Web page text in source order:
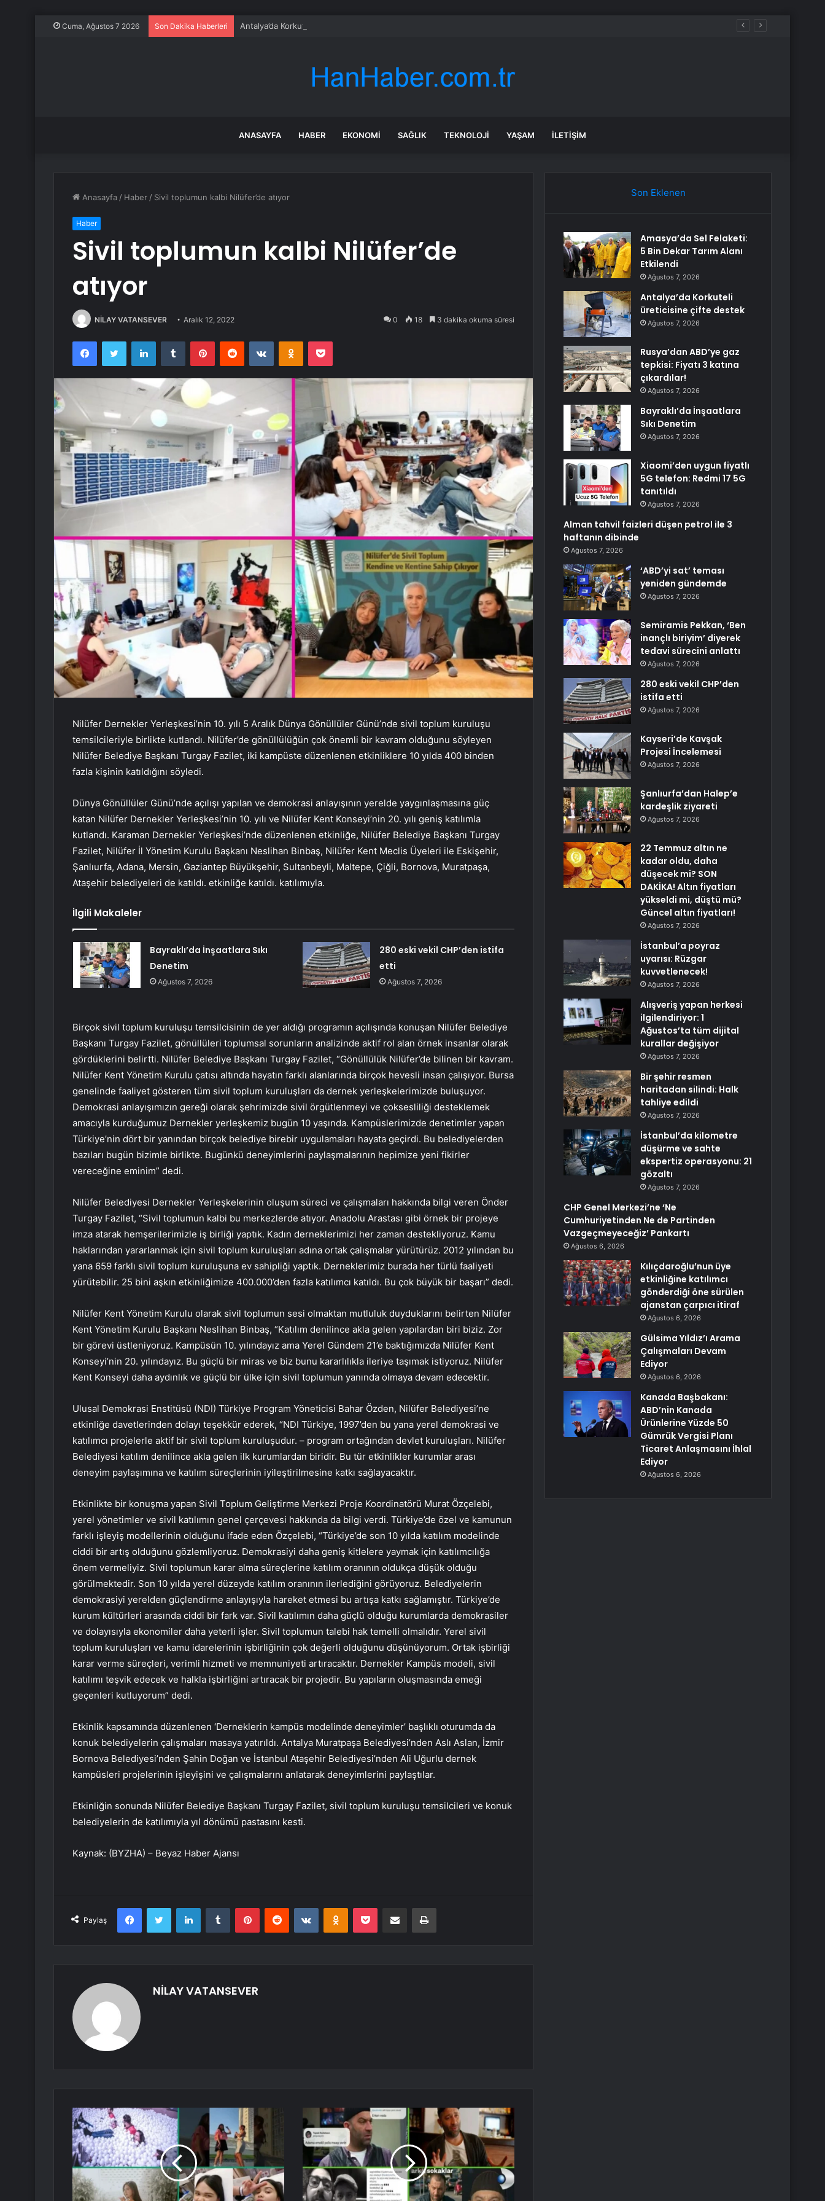
Cuma, Ağustos 7 2026 Son Dakika Haberleri Antalya’da Korkuteli üreticisine çifte destek
ANASAYFA HABER EKONOMI SAĞLIK TEKNOLOJI YAŞAM İLETIŞIM
Anasayfa / Haber / Sivil toplumun kalbi Nilüfer’de atıyor
Haber
Sivil toplumun kalbi Nilüfer’de
atıyor
NİLAY VATANSEVER Aralık 12, 2022 0 18 3 dakika okuma süresi
FacebookTwitter LinkedInTumblr PinterestReddit VKontakteOdnoklassniki
Pocket
Nilüfer Dernekler Yerleşkesi’nin 10. yılı 5 Aralık Dünya Gönüllüler Günü’nde sivil toplum kuruluşu
temsilcileriyle birlikte kutlandı. Nilüfer’de gönüllülüğün çok önemli bir kavram olduğunu söyleyen
Nilüfer Belediye Başkanı Turgay Fazilet, iki kampüste düzenlenen etkinliklere 10 yılda 400 binden
fazla kişinin katıldığını söyledi.
Dünya Gönüllüler Günü’nde açılışı yapılan ve demokrasi anlayışının yerelde yaygınlaşmasına güç
katan Nilüfer Dernekler Yerleşkesi’nin 10. yılı ve Nilüfer Kent Konseyi’nin 20. yılı geniş katılımla
kutlandı. Karaman Dernekler Yerleşkesi’nde düzenlenen etkinliğe, Nilüfer Belediye Başkanı Turgay
Fazilet, Nilüfer İl Yönetim Kurulu Başkanı Neslihan Binbaş, Nilüfer Kent Meclis Üyeleri ile Eskişehir,
Şanlıurfa, Adana, Mersin, Gaziantep Büyükşehir, Sultanbeyli, Maltepe, Çiğli, Bornova, Muratpaşa,
Ataşehir belediyeleri de katıldı. etkinliğe katıldı. katılımıyla.
İlgili Makaleler
Bayraklı’da İnşaatlara Sıkı
Denetim
Ağustos 7, 2026
280 eski vekil CHP’den istifa
etti
Ağustos 7, 2026
Birçok sivil toplum kuruluşu temsilcisinin de yer aldığı programın açılışında konuşan Nilüfer Belediye
Başkanı Turgay Fazilet, gönüllüleri toplumsal sorunların analizinde aktif rol alan örnek insanlar olarak
gördüklerini belirtti. Nilüfer Belediye Başkanı Turgay Fazilet, “Gönüllülük Nilüfer’de bilinen bir kavram.
Nilüfer Kent Yönetim Kurulu çatısı altında hayatın farklı alanlarında birçok hevesli insan çalışıyor. Bursa
genelinde faaliyet gösteren tüm sivil toplum kuruluşları da dernek yerleşkelerimizde buluşuyor.
Demokrasi anlayışımızın gereği olarak şehrimizde sivil örgütlenmeyi ve çoksesliliği desteklemek
amacıyla kurduğumuz Dernekler yerleşkemiz bugün 10 yaşında. Kampüslerimizde denetimler yapan
Türkiye’nin dört bir yanından birçok belediye birebir uygulamaları hayata geçirdi. Bu belediyelerden
bazıları bugün bizimle birlikte. Bugünkü deneyimlerini paylaşmalarının hepimize yeni fikirler
vereceğine eminim” dedi.
Nilüfer Belediyesi Dernekler Yerleşkelerinin oluşum süreci ve çalışmaları hakkında bilgi veren Önder
Turgay Fazilet, “Sivil toplumun kalbi bu merkezlerde atıyor. Anadolu Arastası gibi örnek bir projeye
imza atarak hemşerilerimizle iş birliği yaptık. Kadın derneklerimizi her zaman destekliyoruz. Kamu
haklarından yararlanmak için sivil toplum kuruluşları adına ortak çalışmalar yürütürüz. 2012 yılından bu
yana 659 farklı sivil toplum kuruluşuna ev sahipliği yaptık. Derneklerimiz burada her türlü faaliyeti
yürütebilir. 25 bini aşkın etkinliğimize 400.000’den fazla katılımcı katıldı. Bu çok büyük bir başarı” dedi.
Nilüfer Kent Yönetim Kurulu olarak sivil toplumun sesi olmaktan mutluluk duyduklarını belirten Nilüfer
Kent Yönetim Kurulu Başkanı Neslihan Binbaş, “Katılım denilince akla gelen yapılardan biri biziz. Zor
bir görevi üstleniyoruz. Kampüsün 10. yılındayız ama Yerel Gündem 21’e baktığımızda Nilüfer Kent
Konseyi’nin 20. yılındayız. Bu güçlü bir miras ve biz bunu kararlılıkla ileriye taşımak istiyoruz. Nilüfer
Kent Konseyi daha aydınlık ve güçlü bir ülke için sivil toplumun yanında olmaya devam edecektir.
Ulusal Demokrasi Enstitüsü (NDI) Türkiye Program Yöneticisi Bahar Özden, Nilüfer Belediyesi’ne
etkinliğe davetlerinden dolayı teşekkür ederek, “NDI Türkiye, 1997’den bu yana yerel demokrasi ve
katılımcı projelerle aktif bir sivil toplum kuruluşudur. – program ortağından devlet kuruluşları. Nilüfer
Belediyesi katılım denilince akla gelen ilk kurumlardan biridir. Bu tür etkinlikler kurumlar arası
deneyim paylaşımına ve katılım süreçlerinin iyileştirilmesine katkı sağlayacaktır.
Etkinlikte bir konuşma yapan Sivil Toplum Geliştirme Merkezi Proje Koordinatörü Murat Özçelebi,
yerel yönetimler ve sivil katılımın genel çerçevesi hakkında da bilgi verdi. Türkiye’de özel ve kamunun
farklı işleyiş modellerinin olduğunu ifade eden Özçelebi, “Türkiye’de son 10 yılda katılım modelinde
ciddi bir artış olduğunu gözlemliyoruz. Demokrasiyi daha geniş kitlelere yaymak için katılımcılığa
önem vermeliyiz. Sivil toplumun karar alma süreçlerine katılım oranının oldukça düşük olduğu
görülmektedir. Son 10 yılda yerel düzeyde katılım oranının ilerlediğini görüyoruz. Belediyelerin
demokrasiyi yerelden güçlendirme anlayışıyla hareket etmesi bu artışa katkı sağlamıştır. Türkiye’de
kurum kültürleri arasında ciddi bir fark var. Sivil katılımın daha güçlü olduğu kurumlarda demokrasiler
ve dolayısıyla ekonomiler daha yeterli işler. Sivil toplumun talebi hak temelli olmalıdır. Yerel sivil
toplum kuruluşları ve kamu idarelerinin işbirliğinin çok değerli olduğunu düşünüyorum. Ortak işbirliği
karar verme süreçleri, verimli hizmeti ve memnuniyeti artıracaktır. Dernekler Kampüs modeli, sivil
katılımı teşvik edecek ve halkla işbirliğini artıracak bir projedir. Bu yapıların oluşmasında emeği
geçenleri kutluyorum” dedi.
Etkinlik kapsamında düzenlenen ‘Derneklerin kampüs modelinde deneyimler’ başlıklı oturumda da
konuk belediyelerin çalışmaları masaya yatırıldı. Antalya Muratpaşa Belediyesi’nden Aslı Aslan, İzmir
Bornova Belediyesi’nden Şahin Doğan ve İstanbul Ataşehir Belediyesi’nden Ali Uğurlu dernek
kampüsleri projelerinin işleyişini ve çalışmalarını anlatarak deneyimlerini paylaştılar.
Etkinliğin sonunda Nilüfer Belediye Başkanı Turgay Fazilet, sivil toplum kuruluşu temsilcileri ve konuk
belediyelerin de katılımıyla yıl dönümü pastasını kesti.
Kaynak: (BYZHA) – Beyaz Haber Ajansı
Paylaş
FacebookTwitter LinkedInTumblr PinterestReddit VKontakteOdnoklassniki
Pocket E-Posta ile paylaş Yazdır
NİLAY VATANSEVER
Son Eklenen
Amasya’da Sel Felaketi:
5 Bin Dekar Tarım Alanı
Etkilendi
Ağustos 7, 2026
Antalya’da Korkuteli
üreticisine çifte destek
Ağustos 7, 2026
Rusya’dan ABD’ye gaz
tepkisi: Fiyatı 3 katına
çıkardılar!
Ağustos 7, 2026
Bayraklı’da İnşaatlara
Sıkı Denetim
Ağustos 7, 2026
Xiaomi’den uygun fiyatlı
5G telefon: Redmi 17 5G
tanıtıldı
Ağustos 7, 2026
Alman tahvil faizleri düşen petrol ile 3
haftanın dibinde
Ağustos 7, 2026
‘ABD’yi sat’ teması
yeniden gündemde
Ağustos 7, 2026
Semiramis Pekkan, ‘Ben
inançlı biriyim’ diyerek
tedavi sürecini anlattı
Ağustos 7, 2026
280 eski vekil CHP’den
istifa etti
Ağustos 7, 2026
Kayseri’de Kavşak
Projesi İncelemesi
Ağustos 7, 2026
Şanlıurfa’dan Halep’e
kardeşlik ziyareti
Ağustos 7, 2026
22 Temmuz altın ne
kadar oldu, daha
düşecek mi? SON
DAKİKA! Altın fiyatları
yükseldi mi, düştü mü?
Güncel altın fiyatları!
Ağustos 7, 2026
İstanbul’a poyraz
uyarısı: Rüzgar
kuvvetlenecek!
Ağustos 7, 2026
Alışveriş yapan herkesi
ilgilendiriyor: 1
Ağustos’ta tüm dijital
kurallar değişiyor
Ağustos 7, 2026
Bir şehir resmen
haritadan silindi: Halk
tahliye edildi
Ağustos 7, 2026
İstanbul’da kilometre
düşürme ve sahte
ekspertiz operasyonu: 21
gözaltı
Ağustos 7, 2026
CHP Genel Merkezi’ne ‘Ne
Cumhuriyetinden Ne de Partinden
Vazgeçmeyeceğiz’ Pankartı
Ağustos 6, 2026
Kılıçdaroğlu’nun üye
etkinliğine katılımcı
gönderdiği öne sürülen
ajanstan çarpıcı itiraf
Ağustos 6, 2026
Gülsima Yıldız’ı Arama
Çalışmaları Devam
Ediyor
Ağustos 6, 2026
Kanada Başbakanı:
ABD’nin Kanada
Ürünlerine Yüzde 50
Gümrük Vergisi Planı
Ticaret Anlaşmasını İhlal
Ediyor
Ağustos 6, 2026